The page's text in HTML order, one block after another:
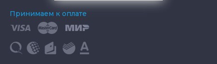
Принимаем к оплате